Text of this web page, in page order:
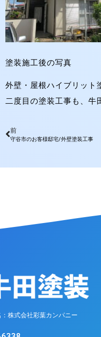
塗装施工後の写真
外壁・屋根ハイブリット
二度目の塗装工事も、牛
前
守谷市のお客様邸宅/外壁塗装工事
株式会社彩葉カンパニー